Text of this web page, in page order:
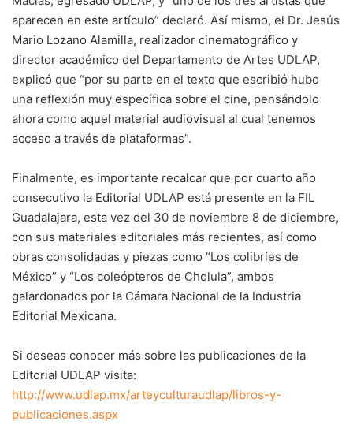
aparecen en este artículo” declaró. Así mismo, el Dr. Jesús
Mario Lozano Alamilla, realizador cinematográfico y
director académico del Departamento de Artes UDLAP,
explicó que “por su parte en el texto que escribió hubo
una reflexión muy específica sobre el cine, pensándolo
ahora como aquel material audiovisual al cual tenemos
acceso a través de plataformas”.
Finalmente, es importante recalcar que por cuarto año
consecutivo la Editorial UDLAP está presente en la FIL
Guadalajara, esta vez del 30 de noviembre 8 de diciembre,
con sus materiales editoriales más recientes, así como
obras consolidadas y piezas como “Los colibríes de
México” y “Los coleópteros de Cholula”, ambos
galardonados por la Cámara Nacional de la Industria
Editorial Mexicana.
Si deseas conocer más sobre las publicaciones de la
Editorial UDLAP visita:
http://www.udlap.mx/arteyculturaudlap/libros-y-
publicaciones.aspx